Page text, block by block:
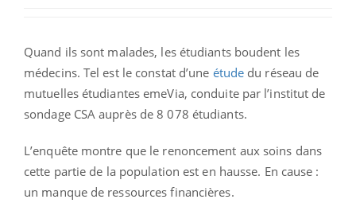
Quand ils sont malades, les étudiants boudent les
médecins. Tel est le constat d’une étude du réseau de
mutuelles étudiantes emeVia, conduite par l’institut de
sondage CSA auprès de 8 078 étudiants.
L’enquête montre que le renoncement aux soins dans
cette partie de la population est en hausse. En cause :
un manque de ressources financières.